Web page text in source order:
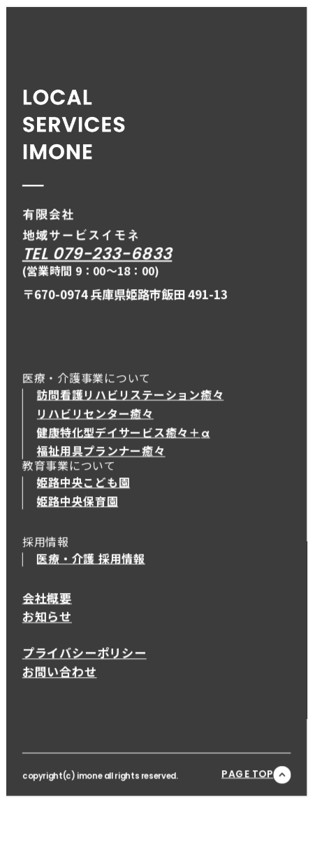
TEL 079-233-6833
(営業時間 9：00〜18：00)
〒670-0974 兵庫県姫路市飯田 491-13
医療・介護事業について
訪問看護リハビリステーション癒々
リハビリセンター癒々
健康特化型デイサービス癒々＋ α
健康特化型デイサービス癒々＋
福祉用具プランナー癒々
教育事業について
姫路中央こども園
姫路中央保育園
採用情報
医療・介護 採用情報
会社概要
お知らせ
プライバシーポリシー
お問い合わせ
copyright(c) imone all rights reserved. PAGE TOP